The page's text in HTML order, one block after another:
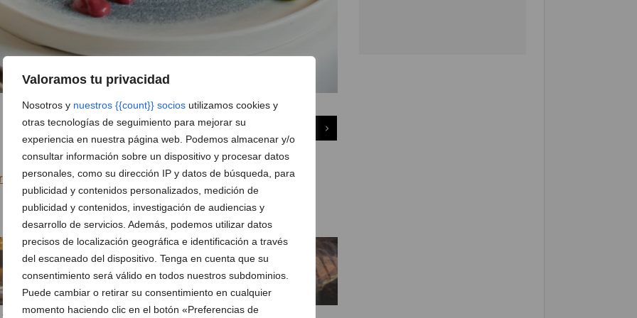
Valoramos tu privacidad
Nosotros y nuestros {{count}} socios utilizamos cookies y
otras tecnologías de seguimiento para mejorar su
experiencia en nuestra página web. Podemos almacenar y/o
consultar información sobre un dispositivo y procesar datos
personales, como su dirección IP y datos de búsqueda, para
publicidad y contenidos personalizados, medición de
publicidad y contenidos, investigación de audiencias y
desarrollo de servicios. Además, podemos utilizar datos
precisos de localización geográfica e identificación a través
del escaneado del dispositivo. Tenga en cuenta que su
consentimiento será válido en todos nuestros subdominios.
Puede cambiar o retirar su consentimiento en cualquier
momento haciendo clic en el botón «Preferencias de
1 de 10
por la cocina fusión de este acogedor restaurante en
acogedora en Degusta tus platos Deliciosas piezas de carne